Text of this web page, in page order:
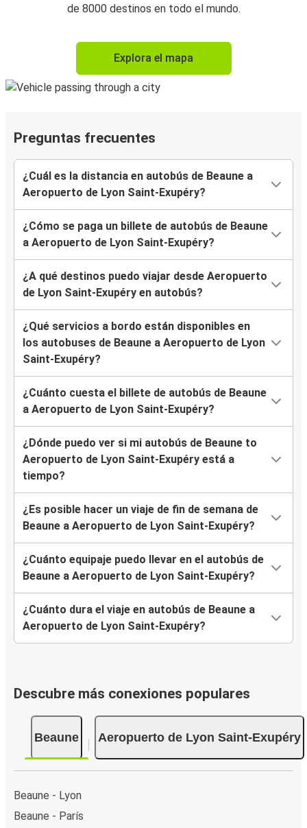
de 8000 destinos en todo el mundo.
Explora el mapa
Preguntas frecuentes
¿Cuál es la distancia en autobús de Beaune a
Aeropuerto de Lyon Saint-Exupéry?
¿Cómo se paga un billete de autobús de Beaune
a Aeropuerto de Lyon Saint-Exupéry?
¿A qué destinos puedo viajar desde Aeropuerto
de Lyon Saint-Exupéry en autobús?
¿Qué servicios a bordo están disponibles en
los autobuses de Beaune a Aeropuerto de Lyon
Saint-Exupéry?
¿Cuánto cuesta el billete de autobús de Beaune
a Aeropuerto de Lyon Saint-Exupéry?
¿Dónde puedo ver si mi autobús de Beaune to
Aeropuerto de Lyon Saint-Exupéry está a
tiempo?
¿Es posible hacer un viaje de fin de semana de
Beaune a Aeropuerto de Lyon Saint-Exupéry?
¿Cuánto equipaje puedo llevar en el autobús de
Beaune a Aeropuerto de Lyon Saint-Exupéry?
¿Cuánto dura el viaje en autobús de Beaune a
Aeropuerto de Lyon Saint-Exupéry?
Descubre más conexiones populares
Beaune Aeropuerto de Lyon Saint-Exupéry
Beaune - Lyon
Beaune - París